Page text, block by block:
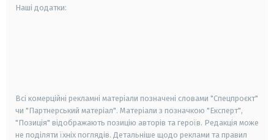
Наші додатки:
Всі комерційні рекламні матеріали позначені словами "Спецпроєкт"
чи "Партнерський матеріал". Матеріали з позначкою "Експерт",
"Позиція" відображають позицію авторів та героїв. Редакція може
не поділяти їхніх поглядів. Детальніше щодо реклами та правил